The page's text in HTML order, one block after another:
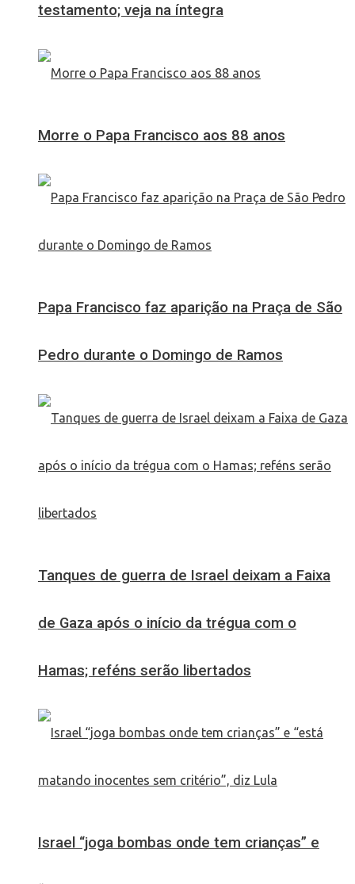
testamento; veja na íntegra
Morre o Papa Francisco aos 88 anos
Papa Francisco faz aparição na Praça de São
Pedro durante o Domingo de Ramos
Tanques de guerra de Israel deixam a Faixa
de Gaza após o início da trégua com o
Hamas; reféns serão libertados
Israel “joga bombas onde tem crianças” e